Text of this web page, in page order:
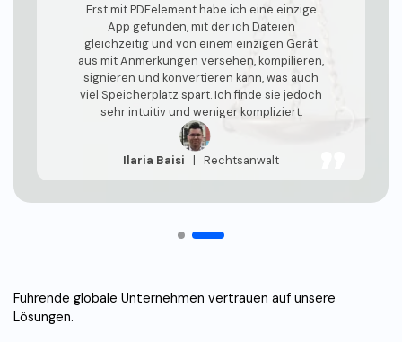
Erst mit PDFelement habe ich eine einzige
App gefunden, mit der ich Dateien
gleichzeitig und von einem einzigen Gerät
aus mit Anmerkungen versehen, kompilieren,
signieren und konvertieren kann, was auch
viel Speicherplatz spart. Ich finde sie jedoch
sehr intuitiv und weniger kompliziert.
Ilaria Baisi | Rechtsanwalt
Führende globale Unternehmen vertrauen auf unsere
Lösungen.